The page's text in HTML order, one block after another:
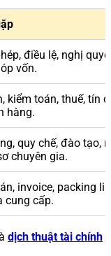
điều lệ, nghị
vốn.
kiểm toán, thuế, tín
hàng.
quy chế, đào tạo,
chuyên gia.
invoice, packing
cung cấp.
dịch thuật tài chính